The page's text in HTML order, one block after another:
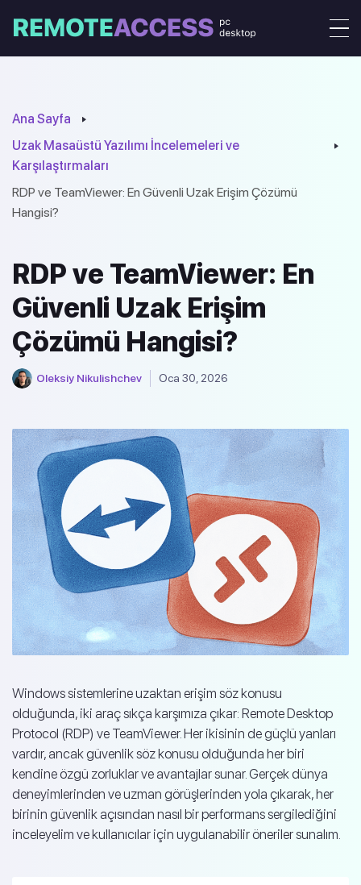
Ana Sayfa
Uzak Masaüstü Yazılımı İncelemeleri ve
Karşılaştırmaları
RDP ve TeamViewer: En Güvenli Uzak Erişim Çözümü
Hangisi?
RDP ve TeamViewer: En
Güvenli Uzak Erişim
Çözümü Hangisi?
Oleksiy Nikulishchev Oca 30, 2026
Windows sistemlerine uzaktan erişim söz konusu
olduğunda, iki araç sıkça karşımıza çıkar: Remote Desktop
Protocol (RDP) ve TeamViewer. Her ikisinin de güçlü yanları
vardır, ancak güvenlik söz konusu olduğunda her biri
kendine özgü zorluklar ve avantajlar sunar. Gerçek dünya
deneyimlerinden ve uzman görüşlerinden yola çıkarak, her
birinin güvenlik açısından nasıl bir performans sergilediğini
inceleyelim ve kullanıcılar için uygulanabilir öneriler sunalım.